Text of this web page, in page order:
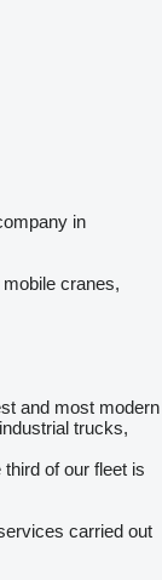
in
cranes,
and most modern
trucks,
of our fleet is
carried out